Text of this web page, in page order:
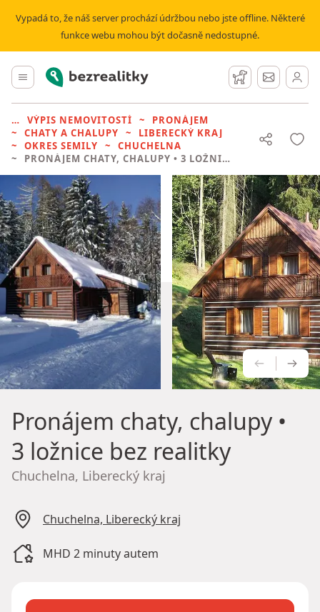
Vypadá to, že náš server prochází údržbou nebo jste offline. Některé
funkce webu mohou být dočasně nedostupné.
Hlavní menu
Bezrealitky Hlídací pes
Zprávy
VÝPIS NEMOVITOSTÍ
PRONÁJEM
CHATY A CHALUPY
LIBERECKÝ KRAJ
OKRES SEMILY
CHUCHELNA
PRONÁJEM CHATY, CHALUPY • 3 LOŽNICE BEZ REALITKY
Pronájem chaty, chalupy•
3 ložnice bez realitky
Chuchelna, Liberecký kraj
Chuchelna, Liberecký kraj
MHD 2 minuty autem